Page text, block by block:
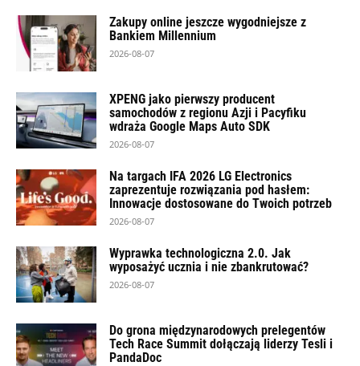
Zakupy online jeszcze wygodniejsze z
Bankiem Millennium
2026-08-07
XPENG jako pierwszy producent
samochodów z regionu Azji i Pacyfiku
wdraża Google Maps Auto SDK
2026-08-07
Na targach IFA 2026 LG Electronics
zaprezentuje rozwiązania pod hasłem:
Innowacje dostosowane do Twoich potrzeb
2026-08-07
Wyprawka technologiczna 2.0. Jak
wyposażyć ucznia i nie zbankrutować?
2026-08-07
Do grona międzynarodowych prelegentów
Tech Race Summit dołączają liderzy Tesli i
PandaDoc